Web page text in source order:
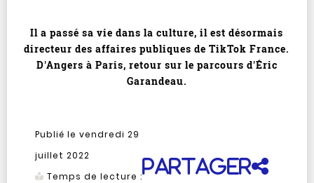
Il a passé sa vie dans la culture, il est désormais
directeur des affaires publiques de TikTok France.
D'Angers à Paris, retour sur le parcours d'Éric
Garandeau.
Publié le vendredi 29
juillet 2022
Temps de lecture :
Partager